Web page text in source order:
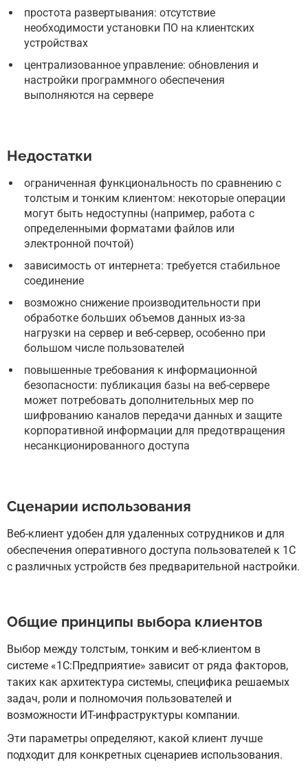
простота развертывания: отсутствие
необходимости установки ПО на клиентских
устройствах
централизованное управление: обновления и
настройки программного обеспечения
выполняются на сервере
Недостатки
ограниченная функциональность по сравнению с
толстым и тонким клиентом: некоторые операции
могут быть недоступны (например, работа с
определенными форматами файлов или
электронной почтой)
зависимость от интернета: требуется стабильное
соединение
возможно снижение производительности при
обработке больших объемов данных из-за
нагрузки на сервер и веб-сервер, особенно при
большом числе пользователей
повышенные требования к информационной
безопасности: публикация базы на веб-сервере
может потребовать дополнительных мер по
шифрованию каналов передачи данных и защите
корпоративной информации для предотвращения
несанкционированного доступа
Сценарии использования
Веб-клиент удобен для удаленных сотрудников и для
обеспечения оперативного доступа пользователей к 1С
с различных устройств без предварительной настройки.
Общие принципы выбора клиентов
Выбор между толстым, тонким и веб-клиентом в
системе «1С:Предприятие» зависит от ряда факторов,
таких как архитектура системы, специфика решаемых
задач, роли и полномочия пользователей и
возможности ИТ-инфраструктуры компании.
Эти параметры определяют, какой клиент лучше
подходит для конкретных сценариев использования.